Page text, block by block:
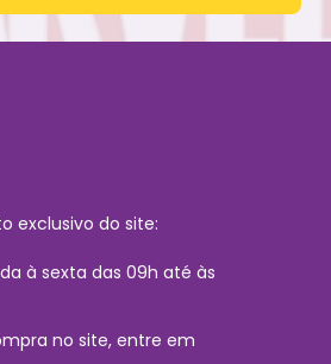
exclusivo do site:
à sexta das 09h até às
no site, entre em